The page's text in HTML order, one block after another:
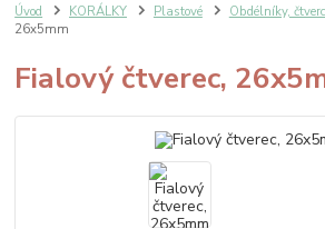
Úvod KORÁLKY Plastové Obdélníky,
26x5mm
Fialový čtverec,